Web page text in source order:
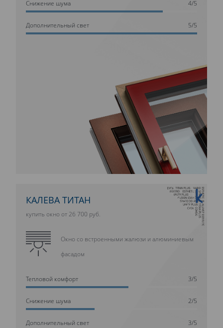
Cнижение шума 4/5
Дополнительный свет 5/5
10 ЛЕТ ГАРАНТИИ
КАЛЕВА ТИТАН
купить окно от 26 700 руб.
Окно со встроенными жалюзи и алюминиевым
фасадом
Тепловой комфорт 3/5
Cнижение шума 2/5
Дополнительный свет 3/5